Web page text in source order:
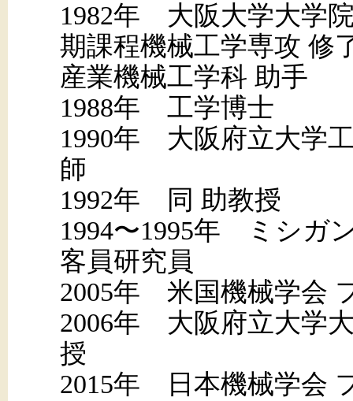
1982年 大阪大学大学
期課程機械工学専攻 修
産業機械工学科 助手
1988年 工学博士
1990年 大阪府立大学
師
1992年 同 助教授
1994〜1995年 ミシガ
客員研究員
2005年 米国機械学会
2006年 大阪府立大学
授
2015年 日本機械学会